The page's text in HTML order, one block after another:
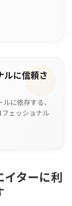
ルに信頼さ
に依存する、
ェッショナル
ターに利